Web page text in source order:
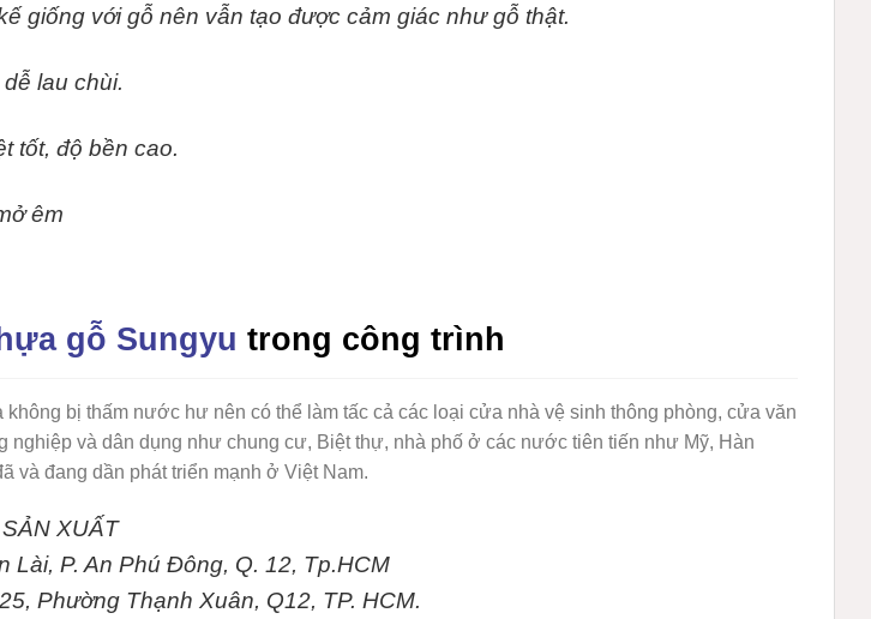
giống với gỗ nên vẫn tạo được cảm giác như gỗ thật.
lau chùi.
tốt, độ bền cao.
êm
gỗ Sungyu trong công trình
không bị thấm nước hư nên có thể làm tấc cả các loại cửa nhà vệ sinh thông phòng, cửa văn
nghiệp và dân dụng như chung cư, Biệt thự, nhà phố ở các nước tiên tiến như Mỹ, Hàn
và đang dần phát triển mạnh ở Việt Nam.
XUẤT
Lài, P. An Phú Đông, Q. 12, Tp.HCM
Phường Thạnh Xuân, Q12, TP. HCM.